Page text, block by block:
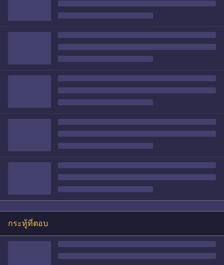
กระทู้ที่ตอบ